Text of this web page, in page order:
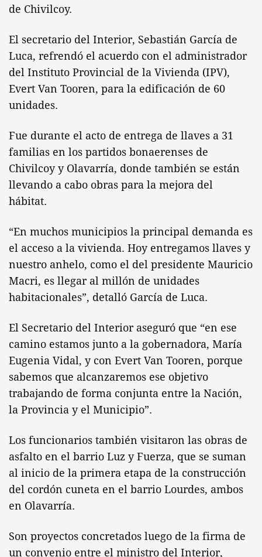
de Chivilcoy.
El secretario del Interior, Sebastián García de
Luca, refrendó el acuerdo con el administrador
del Instituto Provincial de la Vivienda (IPV),
Evert Van Tooren, para la edificación de 60
unidades.
Fue durante el acto de entrega de llaves a 31
familias en los partidos bonaerenses de
Chivilcoy y Olavarría, donde también se están
llevando a cabo obras para la mejora del
hábitat.
“En muchos municipios la principal demanda es
el acceso a la vivienda. Hoy entregamos llaves y
nuestro anhelo, como el del presidente Mauricio
Macri, es llegar al millón de unidades
habitacionales”, detalló García de Luca.
El Secretario del Interior aseguró que “en ese
camino estamos junto a la gobernadora, María
Eugenia Vidal, y con Evert Van Tooren, porque
sabemos que alcanzaremos ese objetivo
trabajando de forma conjunta entre la Nación,
la Provincia y el Municipio”.
Los funcionarios también visitaron las obras de
asfalto en el barrio Luz y Fuerza, que se suman
al inicio de la primera etapa de la construcción
del cordón cuneta en el barrio Lourdes, ambos
en Olavarría.
Son proyectos concretados luego de la firma de
un convenio entre el ministro del Interior,